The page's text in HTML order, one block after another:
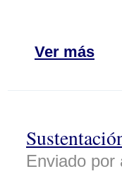
Ver más
Enviado